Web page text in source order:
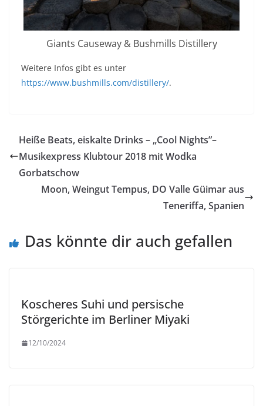
Giants Causeway & Bushmills Distillery
Weitere Infos gibt es unter
https://www.bushmills.com/distillery/.
Heiße Beats, eiskalte Drinks – „Cool Nights”–
Musikexpress Klubtour 2018 mit Wodka
Gorbatschow
Moon, Weingut Tempus, DO Valle Güimar aus
Teneriffa, Spanien
Das könnte dir auch gefallen
Koscheres Suhi und persische
Störgerichte im Berliner Miyaki
12/10/2024